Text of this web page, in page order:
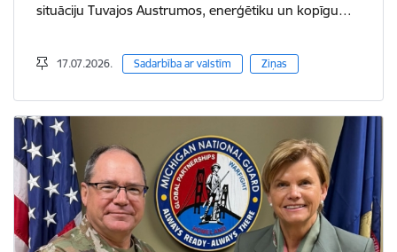
situāciju Tuvajos Austrumos, enerģētiku un kopīgu…
17.07.2026. Sadarbība ar valstīm Ziņas